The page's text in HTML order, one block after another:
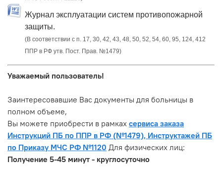
Журнал эксплуатации систем противопожарной
защиты.
(В соответствии с п. 17, 30, 42, 43, 48, 50, 52, 54, 60, 95, 124, 412
ППР в РФ утв. Пост. Прав. №1479)
Уважаемый пользователь!
Заинтересовавшие Вас документы для больницы в
полном объеме,
Вы можете приобрести в рамках сервиса заказа
Инструкций ПБ по ППР в РФ (№1479), Инструктажей ПБ
по Приказу МЧС РФ №1120 Для физических лиц:
Получение 5-45 минут - круглосуточно